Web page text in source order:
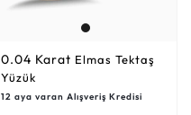
0.04 Karat
Yüzük
12 aya varan Alışveriş Kredisi